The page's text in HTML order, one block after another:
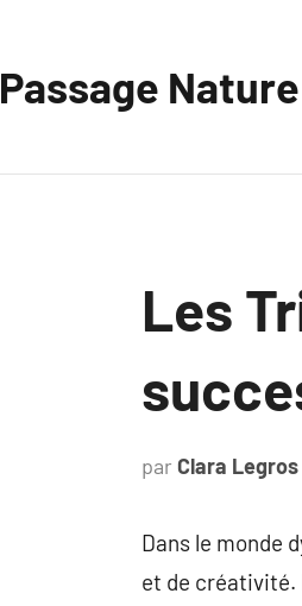
Passage Nature
Les
par Clara Legros
Dans le monde
et de créativité.